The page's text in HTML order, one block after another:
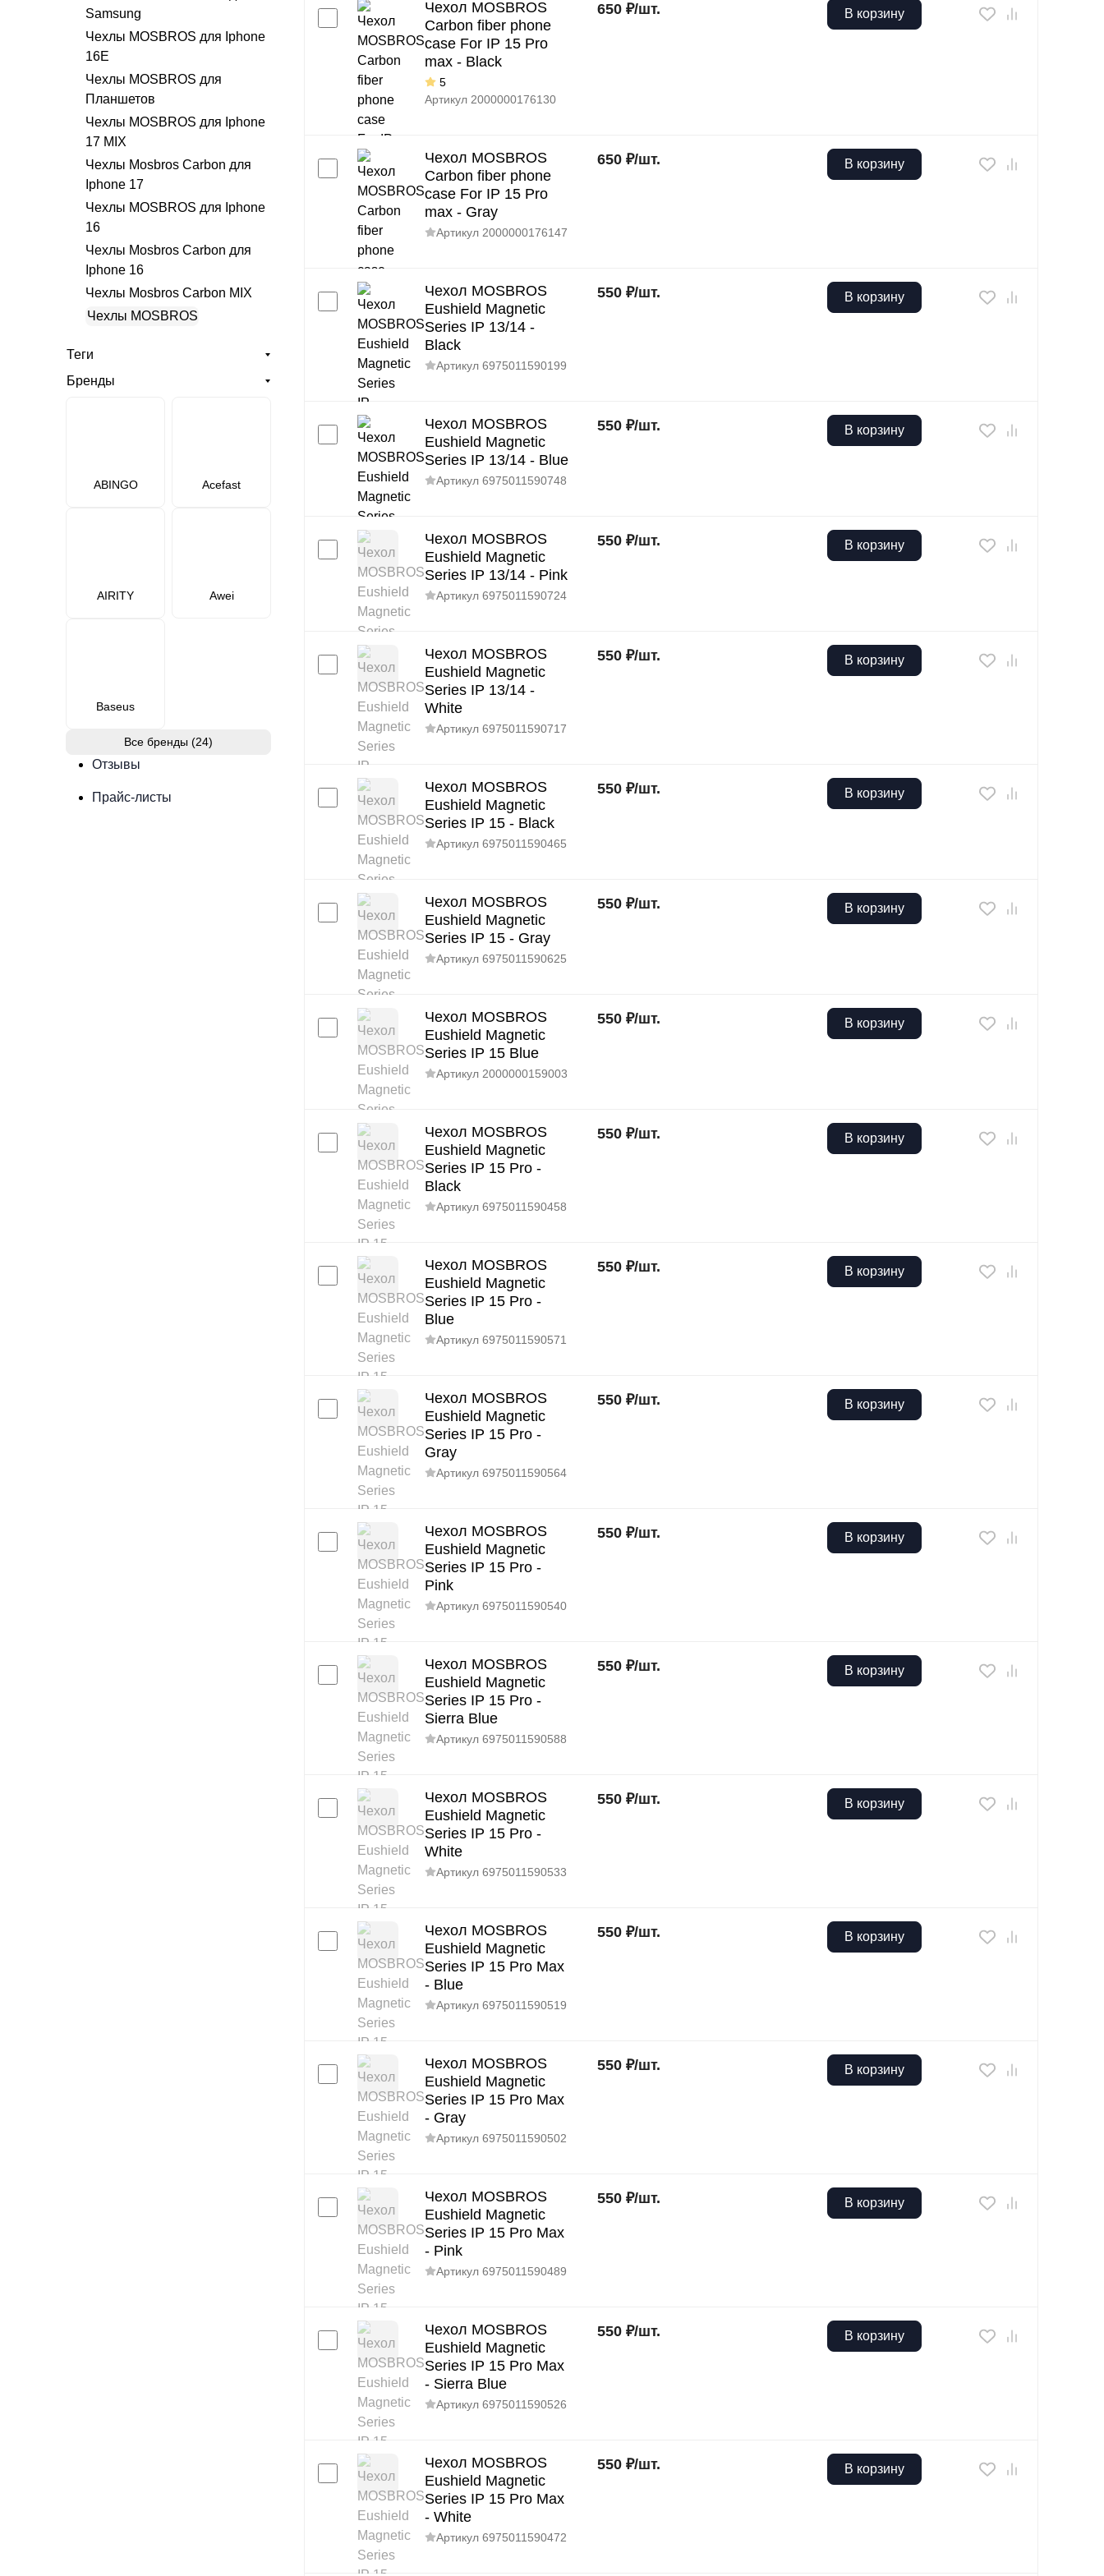
Samsung
Чехлы MOSBROS для Iphone
16E
Чехлы MOSBROS для
Планшетов
Чехлы MOSBROS для Iphone
17 MIX
Чехлы Mosbros Carbon для
Iphone 17
Чехлы MOSBROS для Iphone
16
Чехлы Mosbros Carbon для
Iphone 16
Чехлы Mosbros Carbon MIX
Чехлы MOSBROS
Теги
Бренды
ABINGO Acefast
AIRITY Awei
Baseus
Все бренды (24)
Отзывы
Прайс-листы
Чехол MOSBROS
Carbon fiber phone
case For IP 15 Pro
max - Black
5
Артикул 2000000176130
650 ₽/шт. В корзину
Чехол MOSBROS
Carbon fiber phone
case For IP 15 Pro
max - Gray
Артикул 2000000176147
650 ₽/шт. В корзину
Чехол MOSBROS
Eushield Magnetic
Series IP 13/14 -
Black
Артикул 6975011590199
550 ₽/шт. В корзину
Чехол MOSBROS
Eushield Magnetic
Series IP 13/14 - Blue
Артикул 6975011590748
550 ₽/шт. В корзину
Чехол MOSBROS
Eushield Magnetic
Series IP 13/14 - Pink
Артикул 6975011590724
550 ₽/шт. В корзину
Чехол MOSBROS
Eushield Magnetic
Series IP 13/14 -
White
Артикул 6975011590717
550 ₽/шт. В корзину
Чехол MOSBROS
Eushield Magnetic
Series IP 15 - Black
Артикул 6975011590465
550 ₽/шт. В корзину
Чехол MOSBROS
Eushield Magnetic
Series IP 15 - Gray
Артикул 6975011590625
550 ₽/шт. В корзину
Чехол MOSBROS
Eushield Magnetic
Series IP 15 Blue
Артикул 2000000159003
550 ₽/шт. В корзину
Чехол MOSBROS
Eushield Magnetic
Series IP 15 Pro -
Black
Артикул 6975011590458
550 ₽/шт. В корзину
Чехол MOSBROS
Eushield Magnetic
Series IP 15 Pro -
Blue
Артикул 6975011590571
550 ₽/шт. В корзину
Чехол MOSBROS
Eushield Magnetic
Series IP 15 Pro -
Gray
Артикул 6975011590564
550 ₽/шт. В корзину
Чехол MOSBROS
Eushield Magnetic
Series IP 15 Pro -
Pink
Артикул 6975011590540
550 ₽/шт. В корзину
Чехол MOSBROS
Eushield Magnetic
Series IP 15 Pro -
Sierra Blue
Артикул 6975011590588
550 ₽/шт. В корзину
Чехол MOSBROS
Eushield Magnetic
Series IP 15 Pro -
White
Артикул 6975011590533
550 ₽/шт. В корзину
Чехол MOSBROS
Eushield Magnetic
Series IP 15 Pro Max
- Blue
Артикул 6975011590519
550 ₽/шт. В корзину
Чехол MOSBROS
Eushield Magnetic
Series IP 15 Pro Max
- Gray
Артикул 6975011590502
550 ₽/шт. В корзину
Чехол MOSBROS
Eushield Magnetic
Series IP 15 Pro Max
- Pink
Артикул 6975011590489
550 ₽/шт. В корзину
Чехол MOSBROS
Eushield Magnetic
Series IP 15 Pro Max
- Sierra Blue
Артикул 6975011590526
550 ₽/шт. В корзину
Чехол MOSBROS
Eushield Magnetic
Series IP 15 Pro Max
- White
Артикул 6975011590472
550 ₽/шт. В корзину